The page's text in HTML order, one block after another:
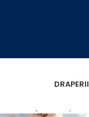
DRAPERII